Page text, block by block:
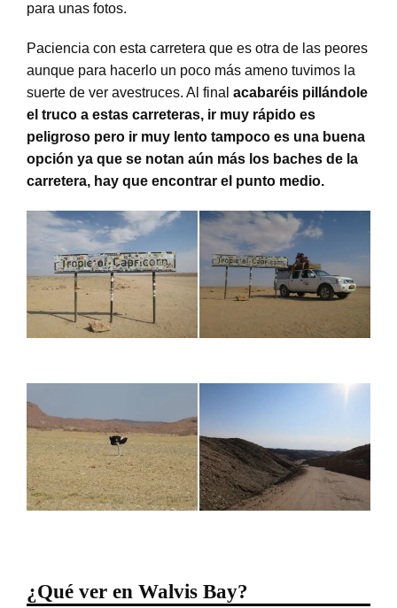
para unas fotos.
Paciencia con esta carretera que es otra de las peores
aunque para hacerlo un poco más ameno tuvimos la
suerte de ver avestruces. Al final acabaréis pillándole
el truco a estas carreteras, ir muy rápido es
peligroso pero ir muy lento tampoco es una buena
opción ya que se notan aún más los baches de la
carretera, hay que encontrar el punto medio.
¿Qué ver en Walvis Bay?